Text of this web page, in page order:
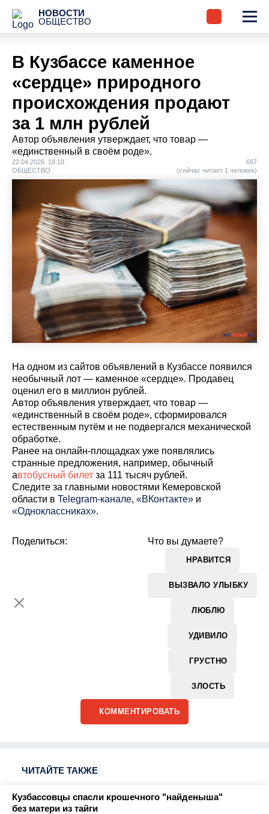
НОВОСТИ
ОБЩЕСТВО
В Кузбассе каменное
«сердце» природного
происхождения продают
за 1 млн рублей
Автор объявления утверждает, что товар —
«единственный в своём роде».
22.04.2026 18:18
ОБЩЕСТВО
667
(сейчас читает 1 человек)
На одном из сайтов объявлений в Кузбассе появился
необычный лот — каменное «сердце». Продавец
оценил его в миллион рублей.
Автор объявления утверждает, что товар —
«единственный в своём роде», сформировался
естественным путём и не подвергался механической
обработке.
Ранее на онлайн-площадках уже появлялись
странные предложения, например, обычный
автобусный билет за 111 тысяч рублей.
Cледите за главными новостями Кемеровской
области в Telegram-канале, «ВКонтакте» и
«Одноклассниках».
Что вы думаете?
НРАВИТСЯ
ВЫЗВАЛО УЛЫБКУ
ЛЮБЛЮ
УДИВИЛО
ГРУСТНО
ЗЛОСТЬ
Поделиться:
КОММЕНТИРОВАТЬ
ЧИТАЙТЕ ТАКЖЕ
Кузбассовцы спасли крошечного "найденыша"
без матери из тайги